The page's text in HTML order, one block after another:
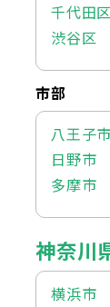
千代田区
渋谷区
市部
八王子市
日野市
多摩市
神奈川
横浜市